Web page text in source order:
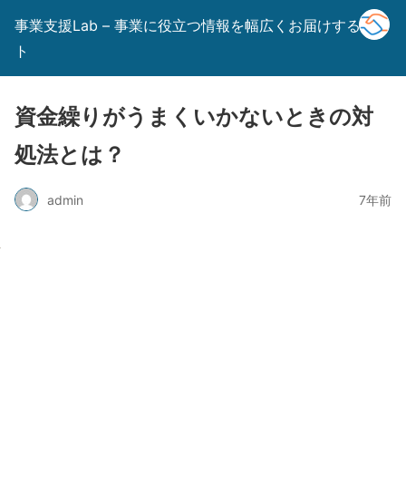
事業支援Lab – 事業に役立つ情報を幅広くお届けするサイ
ト
資金繰りがうまくいかないときの対
処法とは？
admin 7年前